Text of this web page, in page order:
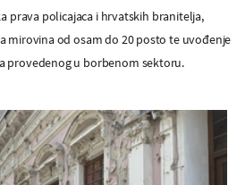
prava policajaca i hrvatskih branitelja,
mirovina od osam do 20 posto te uvođenje
provedenog u borbenom sektoru.